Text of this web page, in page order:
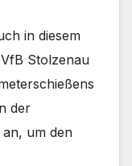
in diesem
Stolzenau
der
um den